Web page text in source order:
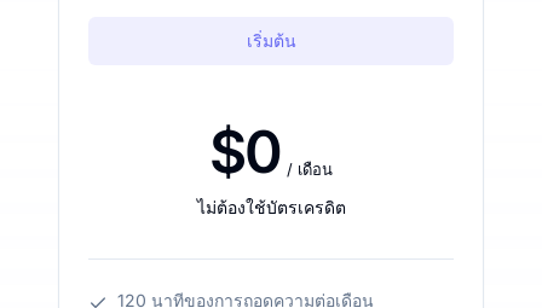
เริ่มต้น
$0 / เดือน
ไม่ต้องใช้บัตรเครดิต
120 นาทีของการถอดความต่อเดือน